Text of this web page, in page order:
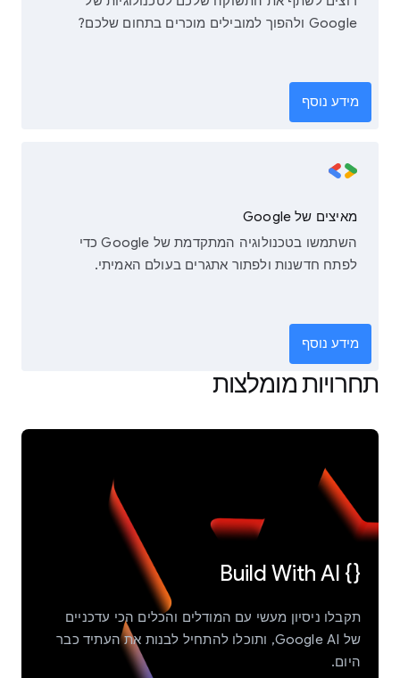
Google ולהפוך למובילים מוכרים בתחום שלכם?
מידע נוסף
מאיצים של Google
השתמשו בטכנולוגיה המתקדמת של Google כדי
לפתח חדשנות ולפתור אתגרים בעולם האמיתי.
מידע נוסף
תחרויות מומלצות
{} Build With AI
תקבלו ניסיון מעשי עם המודלים והכלים הכי עדכניים
של Google AI, ותוכלו להתחיל לבנות את העתיד כבר
היום.